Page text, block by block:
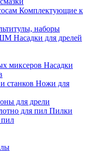
Комплектующие к
наборы
Насадки для дрелей
Насадки
Ножи для
для дрели
Пилки
пил